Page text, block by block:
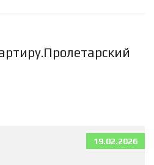
19.02.2026